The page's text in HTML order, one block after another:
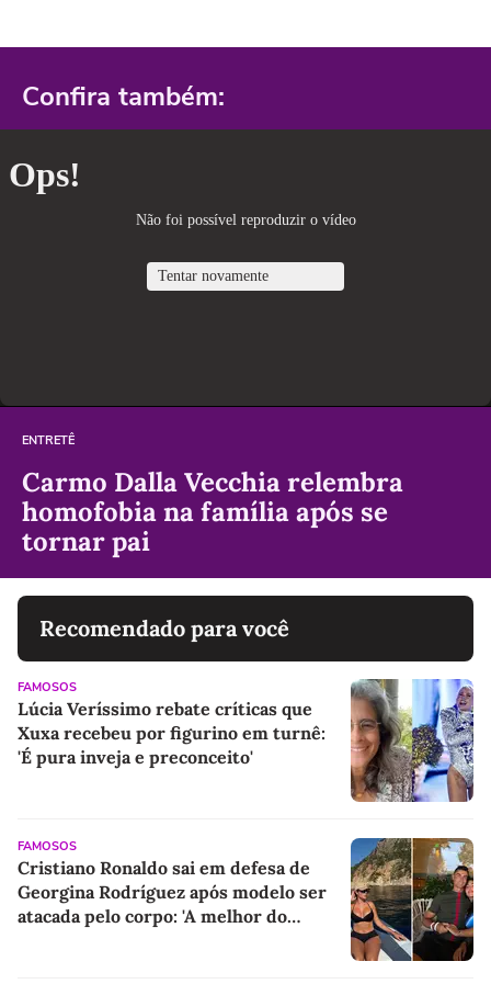
Confira também:
ENTRETÊ
Carmo Dalla Vecchia relembra
homofobia na família após se
tornar pai
Recomendado para você
FAMOSOS
Lúcia Veríssimo rebate críticas que
Xuxa recebeu por figurino em turnê:
'É pura inveja e preconceito'
FAMOSOS
Cristiano Ronaldo sai em defesa de
Georgina Rodríguez após modelo ser
atacada pelo corpo: 'A melhor do